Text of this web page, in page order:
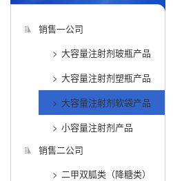
销售一公司
大容量注射剂玻瓶产品
大容量注射剂塑瓶产品
大容量注射剂软袋产品
小容量注射剂产品
销售二公司
二甲双胍类（降糖类）